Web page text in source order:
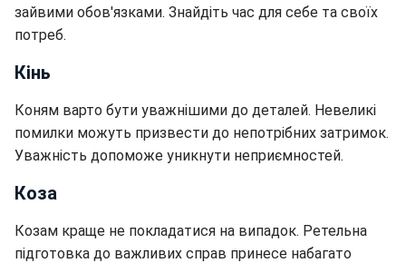
зайвими обов'язками. Знайдіть час для себе та своїх
потреб.
Кінь
Коням варто бути уважнішими до деталей. Невеликі
помилки можуть призвести до непотрібних затримок.
Уважність допоможе уникнути неприємностей.
Коза
Козам краще не покладатися на випадок. Ретельна
підготовка до важливих справ принесе набагато